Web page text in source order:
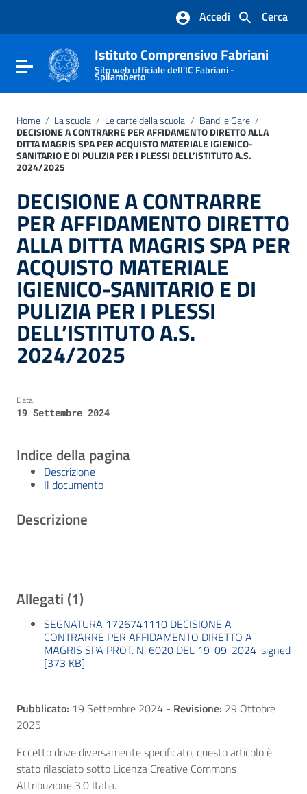
Vai al footer
Cerca
Accedi
Attiva / disattiva la navigazione
Istituto Comprensivo Fabriani
Sito web ufficiale dell'IC Fabriani -
Spilamberto
Home / La scuola / Le carte della scuola / Bandi e Gare /
DECISIONE A CONTRARRE PER AFFIDAMENTO DIRETTO ALLA
DITTA MAGRIS SPA PER ACQUISTO MATERIALE IGIENICO-
SANITARIO E DI PULIZIA PER I PLESSI DELL’ISTITUTO A.S.
2024/2025
DECISIONE A CONTRARRE
PER AFFIDAMENTO DIRETTO
ALLA DITTA MAGRIS SPA PER
ACQUISTO MATERIALE
IGIENICO-SANITARIO E DI
PULIZIA PER I PLESSI
DELL’ISTITUTO A.S.
2024/2025
Data:
19 Settembre 2024
Indice della pagina
Descrizione
Il documento
Descrizione
Allegati (1)
SEGNATURA 1726741110 DECISIONE A
CONTRARRE PER AFFIDAMENTO DIRETTO A
MAGRIS SPA PROT. N. 6020 DEL 19-09-2024-signed
[373 KB]
Pubblicato: 19 Settembre 2024 - Revisione: 29 Ottobre
2025
Eccetto dove diversamente specificato, questo articolo è
stato rilasciato sotto Licenza Creative Commons
Attribuzione 3.0 Italia.